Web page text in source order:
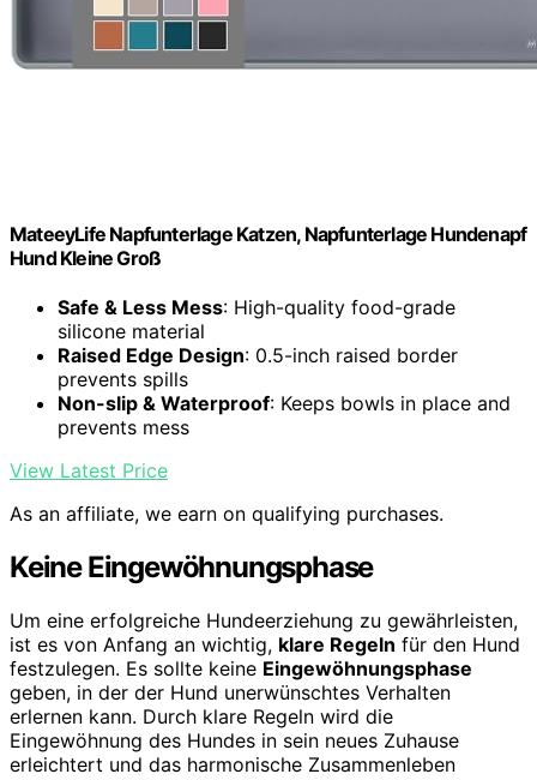
MateeyLife Napfunterlage Katzen, Napfunterlage Hundenapf
Hund Kleine Groß
Safe & Less Mess: High-quality food-grade
silicone material
Raised Edge Design: 0.5-inch raised border
prevents spills
Non-slip & Waterproof: Keeps bowls in place and
prevents mess
View Latest Price
As an affiliate, we earn on qualifying purchases.
Keine Eingewöhnungsphase
Um eine erfolgreiche Hundeerziehung zu gewährleisten,
ist es von Anfang an wichtig, klare Regeln für den Hund
festzulegen. Es sollte keine Eingewöhnungsphase
geben, in der der Hund unerwünschtes Verhalten
erlernen kann. Durch klare Regeln wird die
Eingewöhnung des Hundes in sein neues Zuhause
erleichtert und das harmonische Zusammenleben